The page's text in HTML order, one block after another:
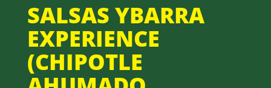
SALSAS YBARRA
EXPERIENCE
(CHIPOTLE